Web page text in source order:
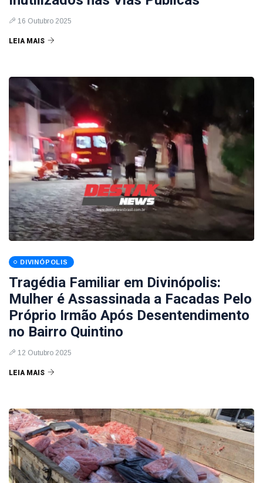
16 Outubro 2025
LEIA MAIS
DIVINÓPOLIS
Tragédia Familiar em Divinópolis:
Mulher é Assassinada a Facadas Pelo
Próprio Irmão Após Desentendimento
no Bairro Quintino
12 Outubro 2025
LEIA MAIS